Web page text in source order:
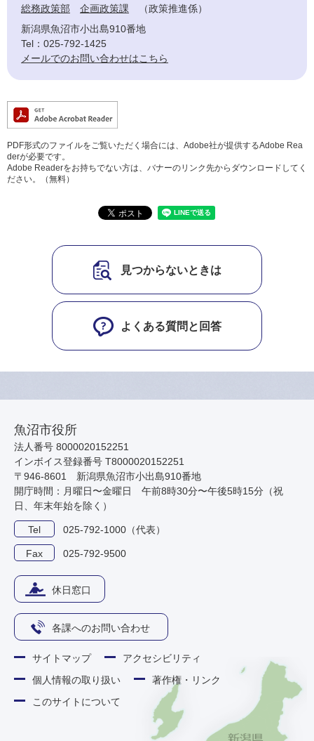
総務政策部 企画政策課
政策推進係
新潟県魚沼市小出島910番地
Tel：025-792-1425
メールでのお問い合わせはこちら
PDF形式のファイルをご覧いただく場合には、Adobe社が提供するAdobe Rea
derが必要です。
Adobe Readerをお持ちでない方は、バナーのリンク先からダウンロードしてく
ださい。（無料）
見つからないときは
よくある質問と回答
魚沼市役所
法人番号 8000020152251
インボイス登録番号 T8000020152251
〒946-8601 新潟県魚沼市小出島910番地
開庁時間：月曜日〜金曜日 午前8時30分〜午後5時15分（祝
日、年末年始を除く）
Tel 025-792-1000（代表）
Fax 025-792-9500
休日窓口
各課へのお問い合わせ
サイトマップ
アクセシビリティ
個人情報の取り扱い
著作権・リンク
このサイトについて